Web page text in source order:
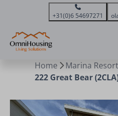
+31(0)6 54697271
Home
Marina
222 Great Bear